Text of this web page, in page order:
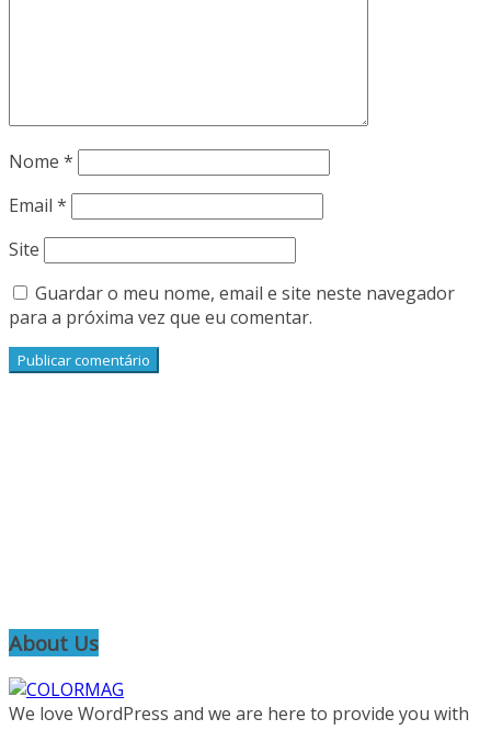
Nome *
Email *
Site
Guardar o meu nome, email e site neste navegador
para a próxima vez que eu comentar.
About Us
We love WordPress and we are here to provide you with